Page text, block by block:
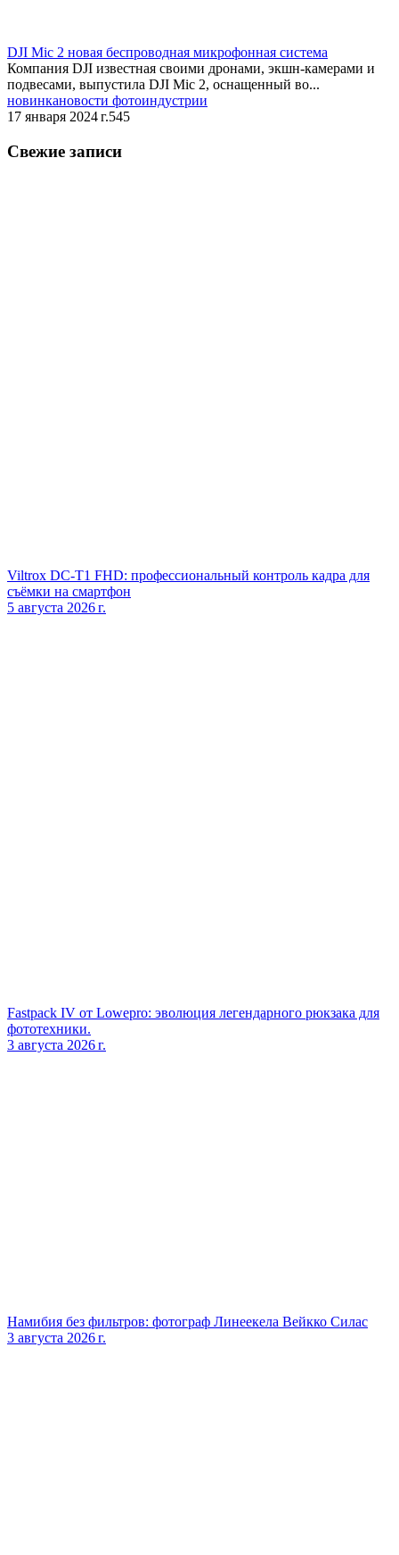
DJI Mic 2 новая беспроводная микрофонная система
Компания DJI известная своими дронами, экшн-камерами и
подвесами, выпустила DJI Mic 2, оснащенный во...
новинкановости фотоиндустрии
17 января 2024 г.545
Свежие записи
Viltrox DC‑T1 FHD: профессиональный контроль кадра для
съёмки на смартфон
5 августа 2026 г.
Fastpack IV от Lowepro: эволюция легендарного рюкзака для
фототехники.
3 августа 2026 г.
Намибия без фильтров: фотограф Линеекела Вейкко Силас
3 августа 2026 г.